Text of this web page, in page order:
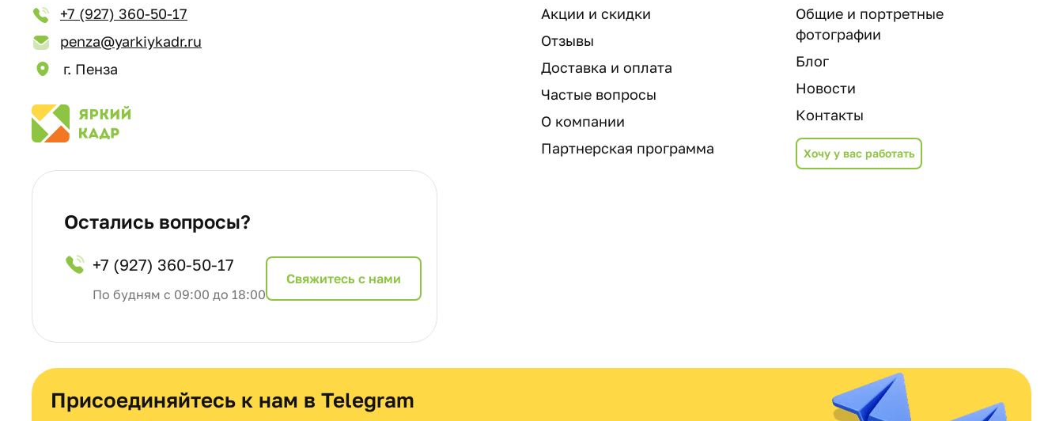
+7 (927) 360-50-17
penza@yarkiykadr.ru
г. Пенза
Акции и скидки
Отзывы
Доставка и оплата
Частые вопросы
О компании
Партнерская программа
Общие и портретные
фотографии
Блог
Новости
Контакты
Хочу у вас работать
Остались вопросы?
+7 (927) 360-50-17
По будням с 09:00 до 18:00
Cвяжитесь с нами
Присоединяйтесь к нам в Telegram